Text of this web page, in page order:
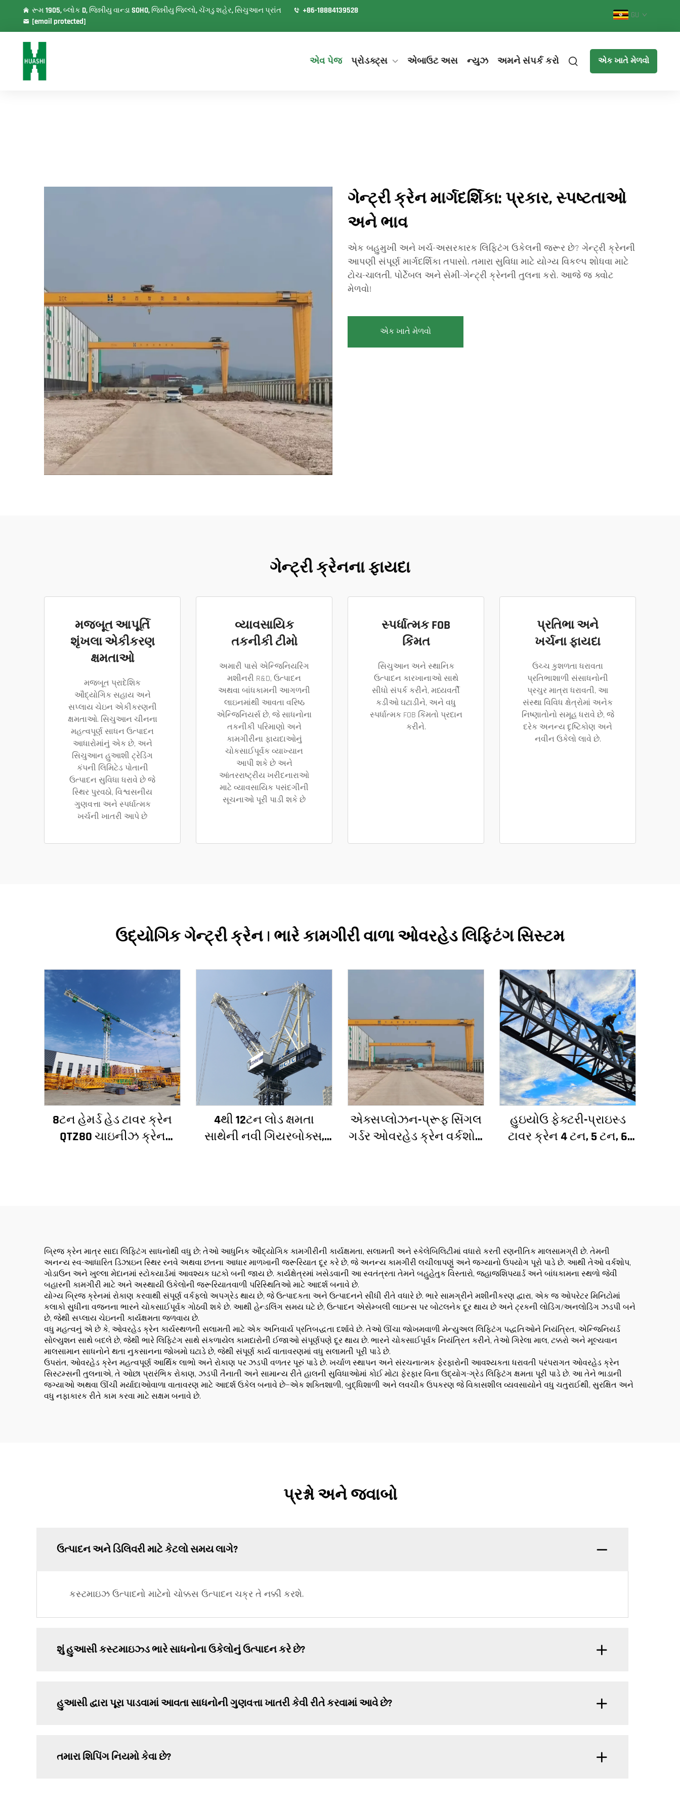
રૂમ 1905, બ્લોક D, જિન્નીયુ વાન્ડા SOHO, જિન્નીયુ જિલ્લો, ચેંગડુ શહેર, સિચુઆન પ્રાંત
+86-18884139528
[email protected]
GU
એવ પેજ પ્રોડક્ટ્સ એબાઉટ અસ ન્યુઝ અમને સંપર્ક કરો એક ખાતે મેળવો
ગેન્ટ્રી ક્રેન માર્ગદર્શિકા: પ્રકાર, સ્પષ્ટતાઓ
અને ભાવ
એક બહુમુખી અને ખર્ચ-અસરકારક લિફ્ટિંગ ઉકેલની જરૂર છે? ગેન્ટ્રી ક્રેનની
આપણી સંપૂર્ણ માર્ગદર્શિકા તપાસો. તમારા સુવિધા માટે યોગ્ય વિકલ્પ શોધવા માટે
ટોચ-ચાલતી, પોર્ટેબલ અને સેમી-ગેન્ટ્રી ક્રેનની તુલના કરો. આજે જ ક્વોટ
મેળવો!
એક ખાતે મેળવો
ગેન્ટ્રી ક્રેનના ફાયદા
મજબૂત આપૂર્તિ
શૃંખલા એકીકરણ
ક્ષમતાઓ
મજબૂત પ્રાદેશિક
ઔદ્યોગિક સહાય અને
સપ્લાય ચેઇન એકીકરણની
ક્ષમતાઓ. સિચુઆન ચીનના
મહત્વપૂર્ણ સાધન ઉત્પાદન
આધારોમાંનું એક છે, અને
સિચુઆન હુઆશી ટ્રેડિંગ
કંપની લિમિટેડ પોતાની
ઉત્પાદન સુવિધા ધરાવે છે જે
સ્થિર પુરવઠો, વિશ્વસનીય
ગુણવત્તા અને સ્પર્ધાત્મક
ખર્ચની ખાતરી આપે છે
વ્યાવસાયિક
તકનીકી ટીમો
અમારી પાસે એન્જિનિયરિંગ
મશીનરી R&D, ઉત્પાદન
અથવા બાંધકામની આગળની
લાઇનમાંથી આવતા વરિષ્ઠ
એન્જિનિયર્સ છે, જે સાધનોના
તકનીકી પરિમાણો અને
કામગીરીના ફાયદાઓનું
ચોકસાઈપૂર્વક વ્યાખ્યાન
આપી શકે છે અને
આંતરરાષ્ટ્રીય ખરીદનારાઓ
માટે વ્યાવસાયિક પસંદગીની
સૂચનાઓ પૂરી પાડી શકે છે
સ્પર્ધાત્મક FOB
કિંમત
સિચુઆન અને સ્થાનિક
ઉત્પાદન કારખાનાઓ સાથે
સીધો સંપર્ક કરીને, મધ્યવર્તી
કડીઓ ઘટાડીને, અને વધુ
સ્પર્ધાત્મક FOB કિંમતો પ્રદાન
કરીને.
પ્રતિભા અને
ખર્ચના ફાયદા
ઉચ્ચ કુશળતા ધરાવતા
પ્રતિભાશાળી સંસાધનોની
પ્રચુર માત્રા ધરાવતી, આ
સંસ્થા વિવિધ ક્ષેત્રોમાં અનેક
નિષ્ણાતોનો સમૂહ ધરાવે છે, જે
દરેક અનન્ય દૃષ્ટિકોણ અને
નવીન ઉકેલો લાવે છે.
ઉદ્યોગિક ગેન્ટ્રી ક્રેન | ભારે કામગીરી વાળા ઓવરહેડ લિફ્ટિંગ સિસ્ટમ
8ટન હેમર્ડ હેડ ટાવર ક્રેન
QTZ80 ચાઇનીઝ ક્રેન
4થી 12ટન લોડ ક્ષમતા
સાથેની નવી ગિયરબોક્સ,
એક્સપ્લોઝન-પ્રૂફ સિંગલ
ગર્ડર ઓવરહેડ ક્રેન વર્કશોપ
હુઇયોઉ ફેક્ટરી-પ્રાઇસ્ડ
ટાવર ક્રેન 4 ટન, 5 ટન, 6
બ્રિજ ક્રેન માત્ર સાદા લિફ્ટિંગ સાધનોથી વધુ છે; તેઓ આધુનિક ઔદ્યોગિક કામગીરીની કાર્યક્ષમતા, સલામતી અને સ્કેલેબિલિટીમાં વધારો કરતી રણનીતિક માલસામગ્રી છે. તેમની
અનન્ય સ્વ-આધારિત ડિઝાઇન સ્થિર રનવે અથવા છતના આધાર માળખાની જરૂરિયાત દૂર કરે છે, જે અનન્ય કામગીરી લચીલાપણું અને જગ્યાનો ઉપયોગ પૂરો પાડે છે. આથી તેઓ વર્કશોપ,
ગોડાઉન અને ખુલ્લા મેદાનમાં સ્ટોકયાર્ડમાં આવશ્યક ઘટકો બની જાય છે. કાર્યક્ષેત્રમાં ખસેડવાની આ સ્વતંત્રતા તેમને બહુહેતુક વિસ્તારો, જહાજશિપયાર્ડ અને બાંધકામના સ્થળો જેવી
બહારની કામગીરી માટે અને અસ્થાયી ઉકેલોની જરૂરિયાતવાળી પરિસ્થિતિઓ માટે આદર્શ બનાવે છે.
યોગ્ય બ્રિજ ક્રેનમાં રોકાણ કરવાથી સંપૂર્ણ વર્કફ્લો અપગ્રેડ થાય છે, જે ઉત્પાદકતા અને ઉત્પાદનને સીધી રીતે વધારે છે. ભારે સામગ્રીને મશીનીકરણ દ્વારા, એક જ ઓપરેટર મિનિટોમાં
કલાકો સુધીના વજનના ભારને ચોકસાઈપૂર્વક ગોઠવી શકે છે. આથી હેન્ડલિંગ સમય ઘટે છે, ઉત્પાદન એસેમ્બલી લાઇન્સ પર બોટલનેક દૂર થાય છે અને ટ્રકની લોડિંગ/અનલોડિંગ ઝડપી બને
છે, જેથી સપ્લાય ચેઇનની કાર્યક્ષમતા જળવાય છે.
વધુ મહત્વનું એ છે કે, ઓવરહેડ ક્રેન કાર્યસ્થળની સલામતી માટે એક અનિવાર્ય પ્રતિબદ્ધતા દર્શાવે છે. તેઓ ઊંચા જોખમવાળી મેન્યુઅલ લિફ્ટિંગ પદ્ધતિઓને નિયંત્રિત, એન્જિનિયર્ડ
સોલ્યુશન સાથે બદલે છે, જેથી ભારે લિફ્ટિંગ સાથે સંકળાયેલ કામદારોની ઈજાઓ સંપૂર્ણપણે દૂર થાય છે. ભારને ચોકસાઈપૂર્વક નિયંત્રિત કરીને, તેઓ ગિરેલા માલ, ટક્કરો અને મૂલ્યવાન
માલસામાન સાધનોને થતા નુકસાનના જોખમો ઘટાડે છે, જેથી સંપૂર્ણ કાર્ય વાતાવરણમાં વધુ સલામતી પૂરી પાડે છે.
ઉપરાંત, ઓવરહેડ ક્રેન મહત્વપૂર્ણ આર્થિક લાભો અને રોકાણ પર ઝડપી વળતર પૂરું પાડે છે. ખર્ચાળ સ્થાપન અને સંરચનાત્મક ફેરફારોની આવશ્યકતા ધરાવતી પરંપરાગત ઓવરહેડ ક્રેન
સિસ્ટમ્સની તુલનાએ, તે ઓછા પ્રારંભિક રોકાણ, ઝડપી તૈનાતી અને સામાન્ય રીતે હાલની સુવિધાઓમાં કોઈ મોટા ફેરફાર વિના ઉદ્યોગ-ગ્રેડ લિફ્ટિંગ ક્ષમતા પૂરી પાડે છે. આ તેને ભાડાની
જગ્યાઓ અથવા ઊંચી મર્યાદાઓવાળા વાતાવરણ માટે આદર્શ ઉકેલ બનાવે છે—એક શક્તિશાળી, બુદ્ધિશાળી અને લવચીક ઉપકરણ જે વિકાસશીલ વ્યવસાયોને વધુ ચતુરાઈથી, સુરક્ષિત અને
વધુ નફાકારક રીતે કામ કરવા માટે સક્ષમ બનાવે છે.
પ્રશ્નો અને જવાબો
ઉત્પાદન અને ડિલિવરી માટે કેટલો સમય લાગે?
કસ્ટમાઇઝ ઉત્પાદનો માટેનો ચોક્કસ ઉત્પાદન ચક્ર તે નક્કી કરશે.
શું હુઆસી કસ્ટમાઇઝ્ડ ભારે સાધનોના ઉકેલોનું ઉત્પાદન કરે છે?
હુઆસી દ્વારા પૂરા પાડવામાં આવતા સાધનોની ગુણવત્તા ખાતરી કેવી રીતે કરવામાં આવે છે?
તમારા શિપિંગ નિયમો કેવા છે?